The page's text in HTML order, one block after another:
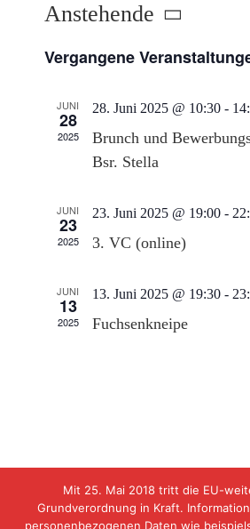
Anstehende
wählen.
Vergangene
JUNI
28
2025
28. Juni 2025 @ 10:30-
Brunch und
Bsr. Stella
JUNI
23
2025
23. Juni 2025 @ 19:00-
3. VC (online)
JUNI
13
2025
13. Juni 2025 @ 19:30-
Fuchsenkneipe
Ⓒ 2019 C.St.V. Salia Babenberg
Mit 25. Mai 2018 tritt die EU-
Grundverordnung in Kraft.
personenbezogenen Daten wie